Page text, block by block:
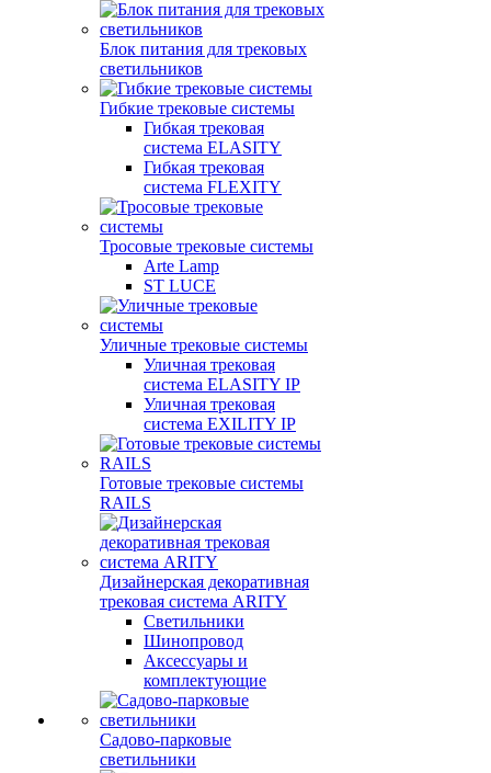
Блок питания для трековых
светильников
Гибкие трековые системы
Гибкая трековая
система ELASITY
Гибкая трековая
система FLEXITY
Тросовые трековые системы
Arte Lamp
ST LUCE
Уличные трековые системы
Уличная трековая
система ELASITY IP
Уличная трековая
система EXILITY IP
Готовые трековые системы
RAILS
Дизайнерская декоративная
трековая система ARITY
Светильники
Шинопровод
Аксессуары и
комплектующие
Садово-парковые
светильники